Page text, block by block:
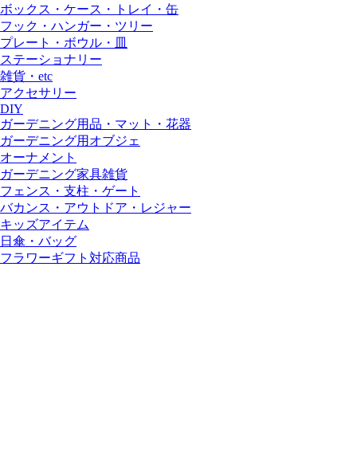
ボックス・ケース・トレイ・缶
フック・ハンガー・ツリー
プレート・ボウル・皿
ステーショナリー
雑貨・etc
アクセサリー
DIY
ガーデニング用品・マット・花器
ガーデニング用オブジェ
オーナメント
ガーデニング家具雑貨
フェンス・支柱・ゲート
バカンス・アウトドア・レジャー
キッズアイテム
日傘・バッグ
フラワーギフト対応商品